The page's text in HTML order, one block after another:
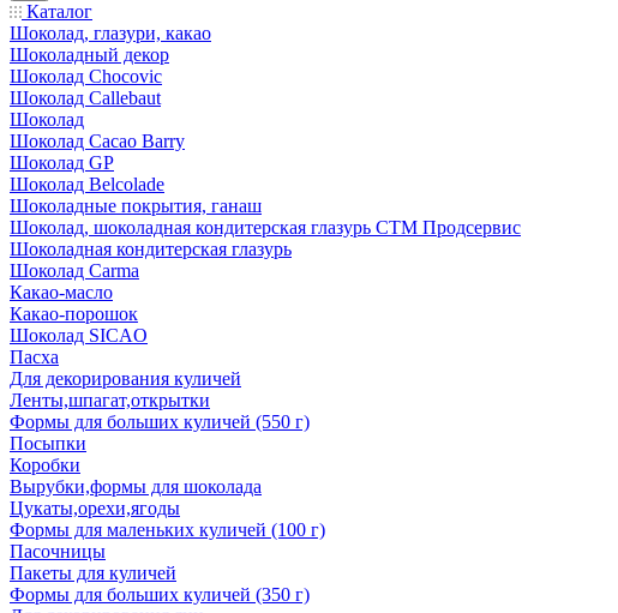
Каталог
Шоколад, глазури, какао
Шоколадный декор
Шоколад Chocovic
Шоколад Callebaut
Шоколад
Шоколад Cacao Barry
Шоколад GP
Шоколад Belcolade
Шоколадные покрытия, ганаш
Шоколад, шоколадная кондитерская глазурь СТМ Продсервис
Шоколадная кондитерская глазурь
Шоколад Carma
Какао-масло
Какао-порошок
Шоколад SICAO
Пасха
Для декорирования куличей
Ленты,шпагат,открытки
Формы для больших куличей (550 г)
Посыпки
Коробки
Вырубки,формы для шоколада
Цукаты,орехи,ягоды
Формы для маленьких куличей (100 г)
Пасочницы
Пакеты для куличей
Формы для больших куличей (350 г)